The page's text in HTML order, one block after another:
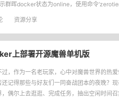
群晖docker状态为online，使用命令
资源分享
上部署开源魔兽单机版
，作为一名老玩家，心中对魔兽世界的热
还记得那些与好友们一同奋战团本的夜晚？
偶尔上去逛逛、完成任务，抽出空闲时间